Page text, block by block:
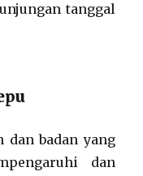
tanggal
dan badan yang
dan